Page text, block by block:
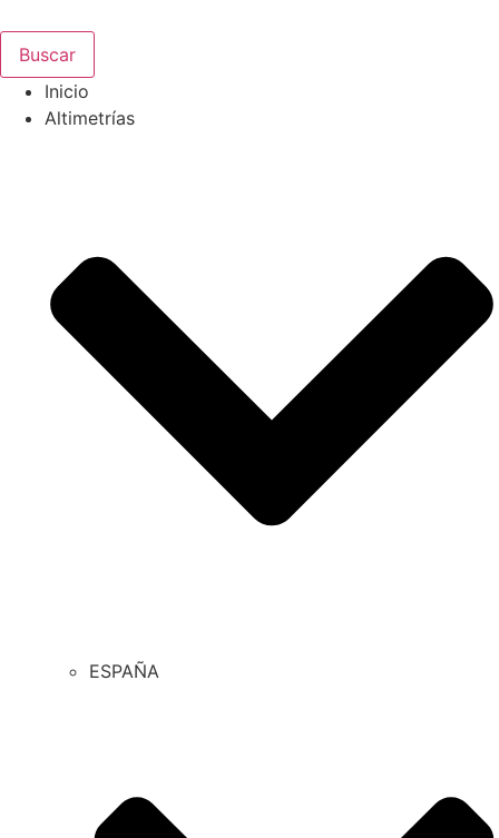
Buscar
Inicio
Altimetrías
ESPAÑA